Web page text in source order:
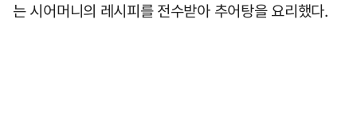
는 시어머니의 레시피를 전수받아 추어탕을 요리했다.